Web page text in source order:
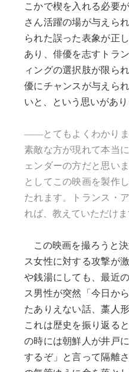
こかで楔を入れる必要
さん活躍の場が与えら
られた誤った表象が正
あり、俳優を志すトラ
ィングの選択肢が限ら
優にチャンスが与えら
いと、という思いがあり
――とてもよくわかりま
素敵な方が現れて本当
ェンダーの方だと思い
としてこの映画を製作
たれます。トランス・
れば、教えていただけま
この映画を撮ろうと決
ス女性に対する攻撃が
や銭湯にしても、最近
ス男性が突然「今日か
たありえない話、藁人
これは歴史を振り返る
の時には朝鮮人が井戸
するぞ」と言って隔離